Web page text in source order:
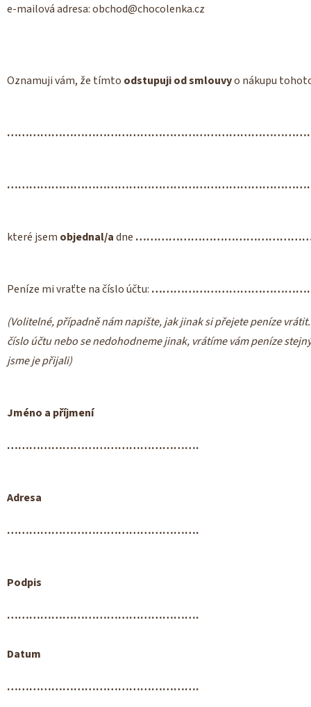
e-mailová adresa: obchod@chocolenka.cz
Oznamuji vám, že tímto odstupuji od smlouvyo nákupu
které jsem objednal/adne
Peníze mi vraťte na číslo účtu:
(Volitelné, případně nám napište, jak jinak si přejete peníze
číslo účtu nebo se nedohodneme jinak, vrátíme vám peníze
jsme je přijali)
Jméno a příjmení
…………………………………………….
Adresa
…………………………………………….
Podpis
…………………………………………….
Datum
…………………………………………….